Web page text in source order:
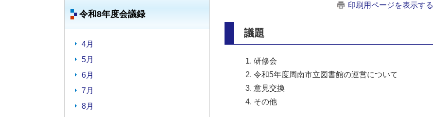
令和8年度会議録
4月
5月
6月
7月
8月
印刷用ページを表示する
議題
研修会
令和5年度周南市立図書館の運営について
意見交換
その他